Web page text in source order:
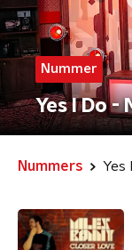
Nummer
Yes I Do -
Nummers Yes